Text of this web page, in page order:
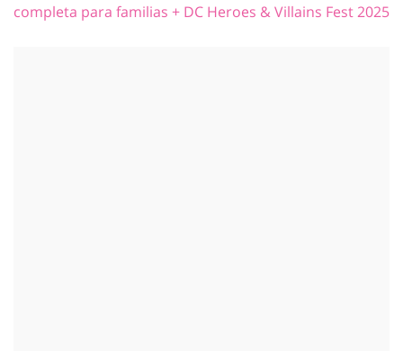
completa para familias + DC Heroes & Villains Fest 2025